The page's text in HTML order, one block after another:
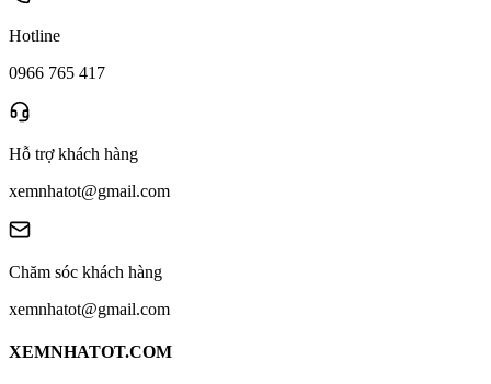
Hotline
0966 765 417
Hỗ trợ khách hàng
xemnhatot@gmail.com
Chăm sóc khách hàng
xemnhatot@gmail.com
XEMNHATOT.COM